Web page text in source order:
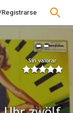
--
Sin valorar